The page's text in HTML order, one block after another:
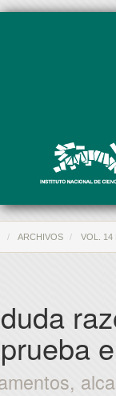
ARCHIVOS VOL. 14